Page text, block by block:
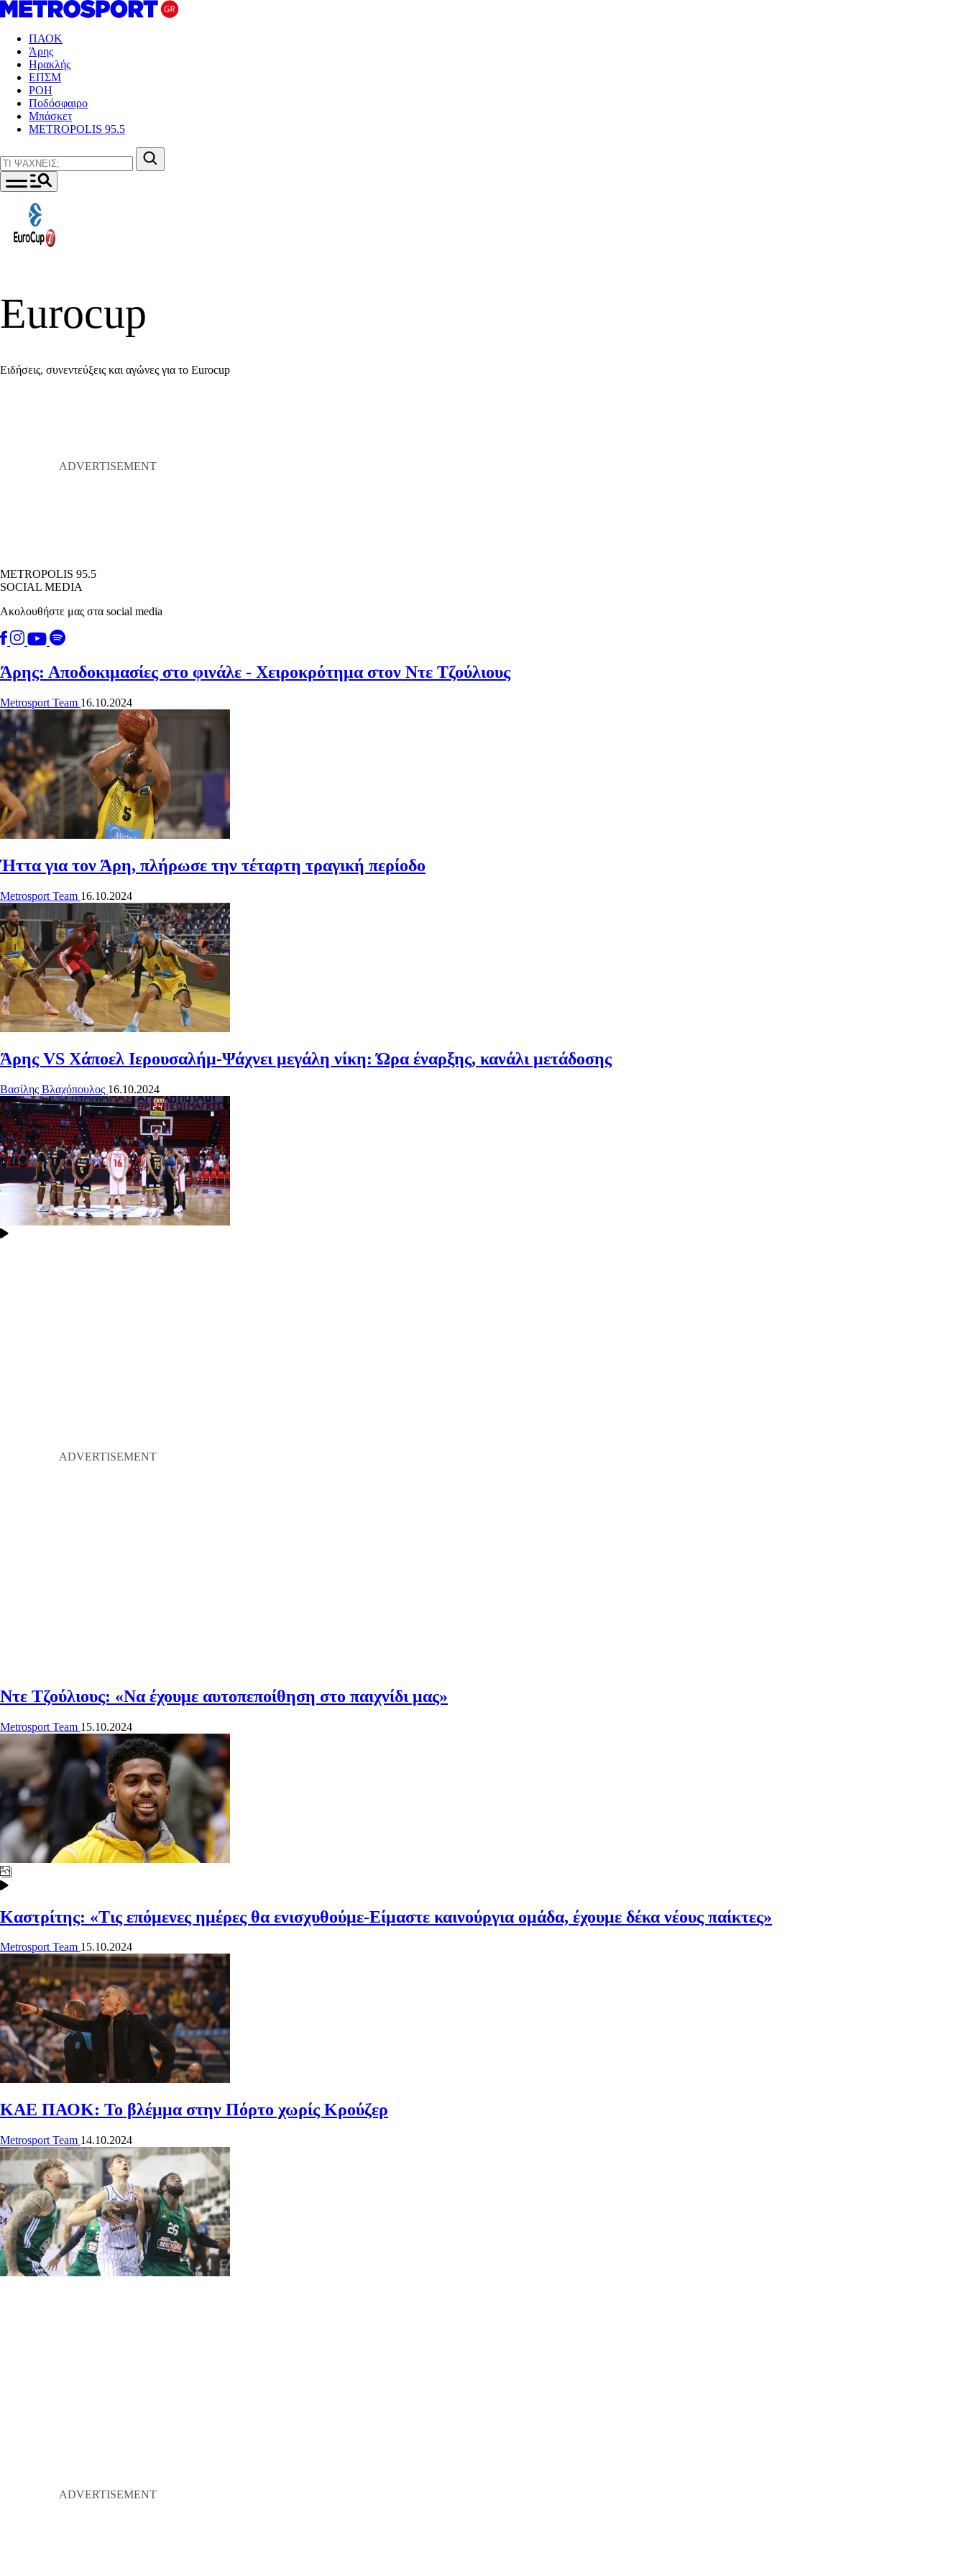
ΠΑΟΚ
Άρης
Ηρακλής
ΕΠΣΜ
ΡΟΗ
Ποδόσφαιρο
Μπάσκετ
METROPOLIS 95.5
Eurocup
Ειδήσεις, συνεντεύξεις και αγώνες για το Eurocup
METROPOLIS 95.5
SOCIAL MEDIA
Ακολουθήστε μας στα social media
Άρης: Αποδοκιμασίες στο φινάλε - Χειροκρότημα στον Ντε Τζούλιους
Metrosport Team 16.10.2024
Ήττα για τον Άρη, πλήρωσε την τέταρτη τραγική περίοδο
Metrosport Team 16.10.2024
Άρης VS Χάποελ Ιερουσαλήμ-Ψάχνει μεγάλη νίκη: Ώρα έναρξης, κανάλι μετάδοσης
Βασίλης Βλαχόπουλος 16.10.2024
Ντε Τζούλιους: «Να έχουμε αυτοπεποίθηση στο παιχνίδι μας»
Metrosport Team 15.10.2024
Καστρίτης: «Τις επόμενες ημέρες θα ενισχυθούμε-Είμαστε καινούργια ομάδα, έχουμε δέκα νέους παίκτες»
Metrosport Team 15.10.2024
ΚΑΕ ΠΑΟΚ: Το βλέμμα στην Πόρτο χωρίς Κρούζερ
Metrosport Team 14.10.2024